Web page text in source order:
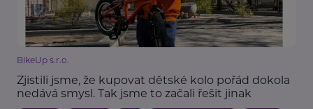
BikeUp s.r.o.
Zjistili jsme, že kupovat dětské kolo pořád dokola
nedává smysl. Tak jsme to začali řešit jinak